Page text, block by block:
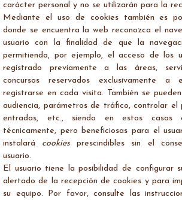
carácter personal y no se utilizarán para la
Mediante el uso de cookies también es
donde se encuentra la web reconozca el
usuario con la finalidad de que la
permitiendo, por ejemplo, el acceso de los
registrado previamente a las áreas,
concursos reservados exclusivamente
registrarse en cada visita. También se
audiencia, parámetros de tráfico, controlar el
entradas, etc., siendo en estos casos
técnicamente, pero beneficiosas para el
instalará cookiesprescindibles sin el
usuario.
El usuario tiene la posibilidad de configurar
alertado de la recepción de cookies y para
su equipo. Por favor, consulte las